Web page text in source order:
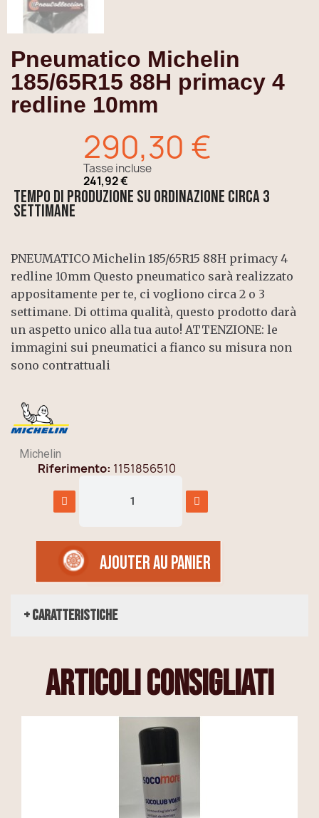
Pneumatico Michelin
185/65R15 88H primacy 4
redline 10mm
290,30 €
Tasse incluse
241,92 €
Tempo di produzione su ordinazione circa 3
settimane
PNEUMATICO Michelin 185/65R15 88H primacy 4
redline 10mm Questo pneumatico sarà realizzato
appositamente per te, ci vogliono circa 2 o 3
settimane. Di ottima qualità, questo prodotto darà
un aspetto unico alla tua auto! ATTENZIONE: le
immagini sui pneumatici a fianco su misura non
sono contrattuali
Michelin
Riferimento 1151856510
AJOUTER AU PANIER
+ Caratteristiche
articoli consigliati